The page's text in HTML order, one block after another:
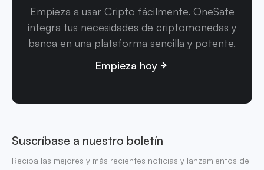
Empieza a usar Cripto fácilmente. OneSafe
integra tus necesidades de criptomonedas y
banca en una plataforma sencilla y potente.
Empieza hoy
Suscríbase a nuestro boletín
Reciba las mejores y más recientes noticias y lanzamientos de